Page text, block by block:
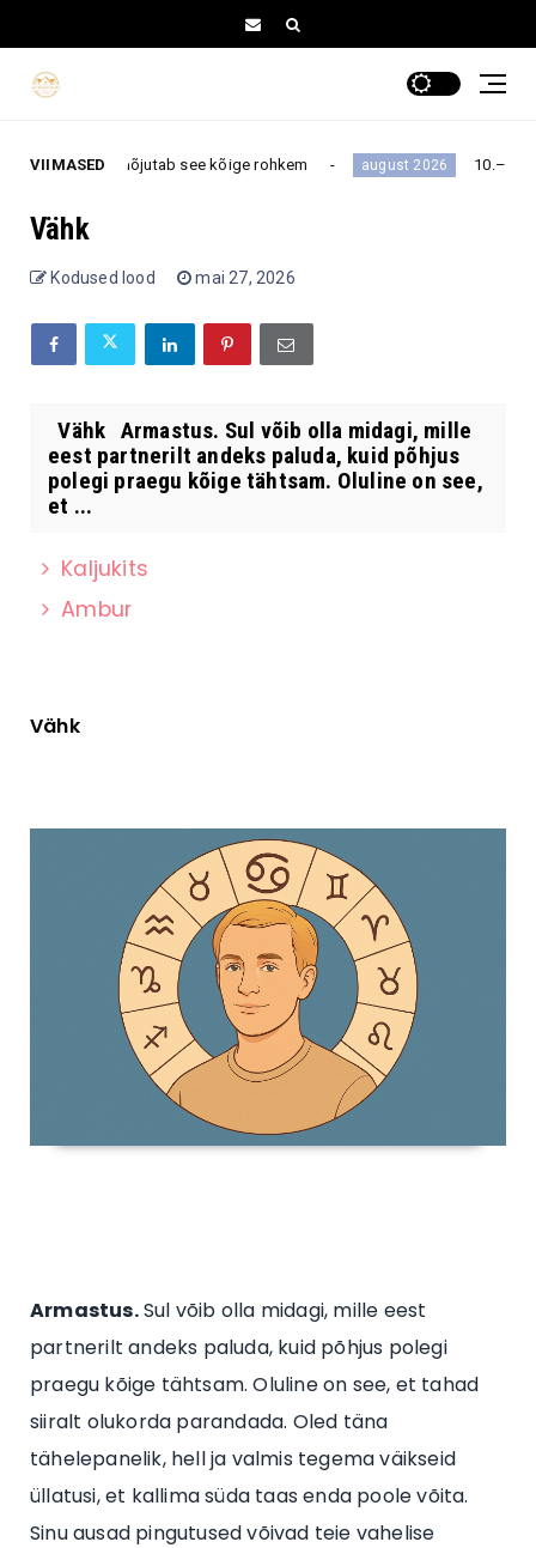
VIIMASEDmõjutab see kõige rohkem august 2026 10.–16.
Vähk
Kodused lood mai 27, 2026
Vähk Armastus. Sul võib olla midagi, mille
eest partnerilt andeks paluda, kuid põhjus
polegi praegu kõige tähtsam. Oluline on see,
et ...
Kaljukits
Ambur
Vähk
Armastus.Sul võib olla midagi, mille eest
partnerilt andeks paluda, kuid põhjus polegi
praegu kõige tähtsam. Oluline on see, et tahad
siiralt olukorda parandada. Oled täna
tähelepanelik, hell ja valmis tegema väikseid
üllatusi, et kallima süda taas enda poole võita.
Sinu ausad pingutused võivad teie vahelise